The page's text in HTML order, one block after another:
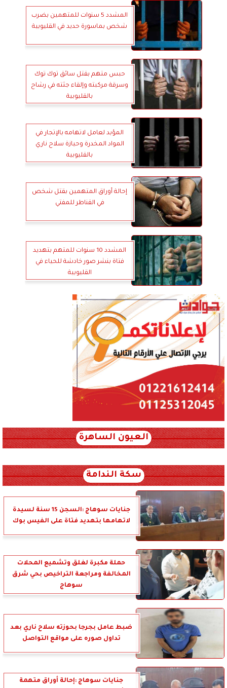
المشدد 5 سنوات للمتهمين بضرب
شخص بماسورة حديد في القليوبية
حبس متهم بقتل سائق توك توك
وسرقة مركبته وإلقاء جثته في رشاح
بالقليوبية
المؤبد لعامل لاتهامه بالإتجار في
المواد المخدرة وحيازة سلاح ناري
بالقليوبية
إحالة أوراق المتهمين بقتل شخص
في القناطر للمفتي
المشدد 10 سنوات للمتهم بتهديد
فتاة بنشر صور خادشة للحياء في
القليوبية
العيون الساهرة
سكة الندامة
جنايات سوهاج :السجن 15 سنة لسيدة
لاتهامها بتهديد فتاة على الفيس بوك
حملة مكبرة لغلق وتشميع المحلات
المخالفة ومراجعة التراخيص بحي شرق
سوهاج
ضبط عامل بجرجا بحوزته سلاح ناري بعد
تداول صوره على مواقع التواصل
جنايات سوهاج :إحالة أوراق متهمة